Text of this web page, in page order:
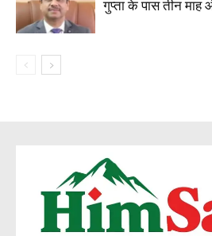
गुप्ता के पास तीन माह